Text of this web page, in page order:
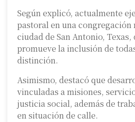
Según explicó, actualmente
pastoral en una congregación
ciudad de San Antonio, Texas,
promueve la inclusión de
distinción.
Asimismo, destacó que
vinculadas a misiones,
justicia social, además de
en situación de calle.